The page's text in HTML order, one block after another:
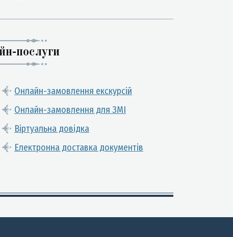
послуги
Онлайн-замовлення екскурсій
Онлайн-замовлення для ЗМІ
Віртуальна довідка
Електронна доставка документів